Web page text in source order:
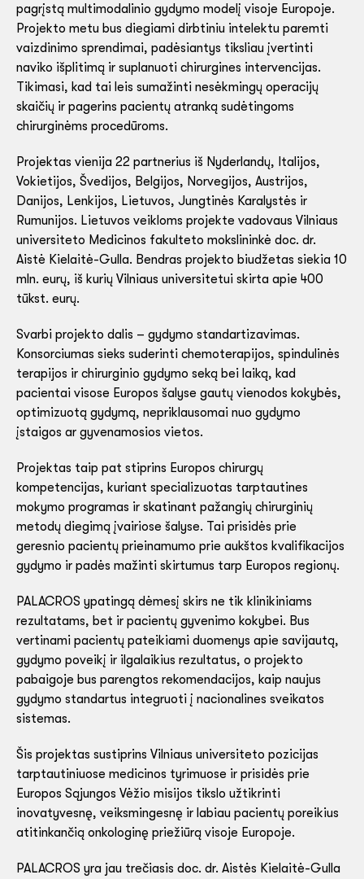
pagrįstą multimodalinio gydymo modelį visoje Europoje.
Projekto metu bus diegiami dirbtiniu intelektu paremti
vaizdinimo sprendimai, padėsiantys tiksliau įvertinti
naviko išplitimą ir suplanuoti chirurgines intervencijas.
Tikimasi, kad tai leis sumažinti nesėkmingų operacijų
skaičių ir pagerins pacientų atranką sudėtingoms
chirurginėms procedūroms.
Projektas vienija 22 partnerius iš Nyderlandų, Italijos,
Vokietijos, Švedijos, Belgijos, Norvegijos, Austrijos,
Danijos, Lenkijos, Lietuvos, Jungtinės Karalystės ir
Rumunijos. Lietuvos veikloms projekte vadovaus Vilniaus
universiteto Medicinos fakulteto mokslininkė doc. dr.
Aistė Kielaitė-Gulla. Bendras projekto biudžetas siekia 10
mln. eurų, iš kurių Vilniaus universitetui skirta apie 400
tūkst. eurų.
Svarbi projekto dalis – gydymo standartizavimas.
Konsorciumas sieks suderinti chemoterapijos, spindulinės
terapijos ir chirurginio gydymo seką bei laiką, kad
pacientai visose Europos šalyse gautų vienodos kokybės,
optimizuotą gydymą, nepriklausomai nuo gydymo
įstaigos ar gyvenamosios vietos.
Projektas taip pat stiprins Europos chirurgų
kompetencijas, kuriant specializuotas tarptautines
mokymo programas ir skatinant pažangių chirurginių
metodų diegimą įvairiose šalyse. Tai prisidės prie
geresnio pacientų prieinamumo prie aukštos kvalifikacijos
gydymo ir padės mažinti skirtumus tarp Europos regionų.
PALACROS ypatingą dėmesį skirs ne tik klinikiniams
rezultatams, bet ir pacientų gyvenimo kokybei. Bus
vertinami pacientų pateikiami duomenys apie savijautą,
gydymo poveikį ir ilgalaikius rezultatus, o projekto
pabaigoje bus parengtos rekomendacijos, kaip naujus
gydymo standartus integruoti į nacionalines sveikatos
sistemas.
Šis projektas sustiprins Vilniaus universiteto pozicijas
tarptautiniuose medicinos tyrimuose ir prisidės prie
Europos Sąjungos Vėžio misijos tikslo užtikrinti
inovatyvesnę, veiksmingesnę ir labiau pacientų poreikius
atitinkančią onkologinę priežiūrą visoje Europoje.
PALACROS yra jau trečiasis doc. dr. Aistės Kielaitė-Gulla